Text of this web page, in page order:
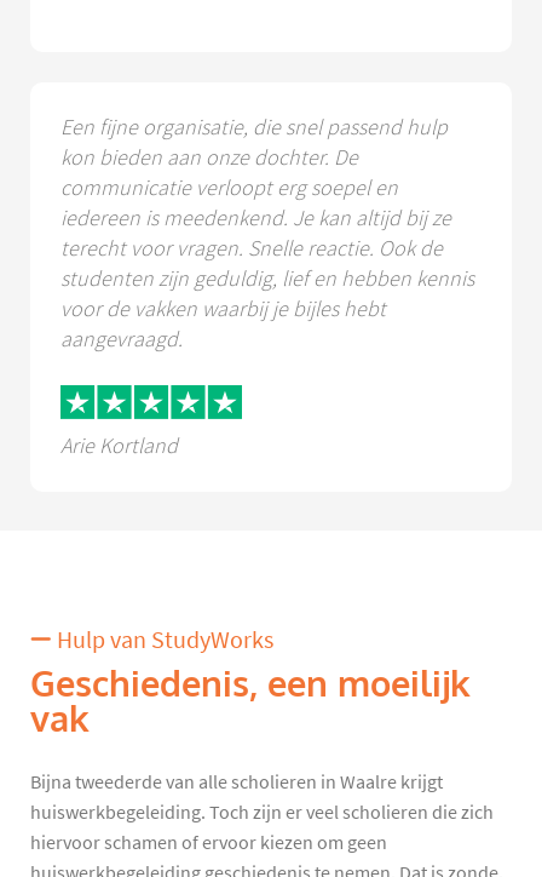
Een fijne organisatie, die snel passend hulp
kon bieden aan onze dochter. De
communicatie verloopt erg soepel en
iedereen is meedenkend. Je kan altijd bij ze
terecht voor vragen. Snelle reactie. Ook de
studenten zijn geduldig, lief en hebben kennis
voor de vakken waarbij je bijles hebt
aangevraagd.
Arie Kortland
Hulp van StudyWorks
Geschiedenis, een moeilijk
vak
Bijna tweederde van alle scholieren in Waalre krijgt
huiswerkbegeleiding. Toch zijn er veel scholieren die zich
hiervoor schamen of ervoor kiezen om geen